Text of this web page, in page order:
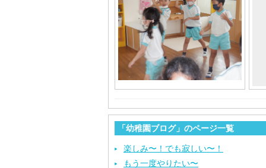
「幼稚園ブログ」のページ一覧
楽しみ〜！でも寂しい〜！
もう一度やりたい〜